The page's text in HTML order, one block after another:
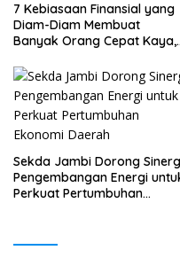
7 Kebiasaan Finansial yang
Diam-Diam Membuat
Banyak Orang Cepat Kaya,
Sekda Jambi Dorong
Pengembangan Energi
Perkuat Pertumbuhan